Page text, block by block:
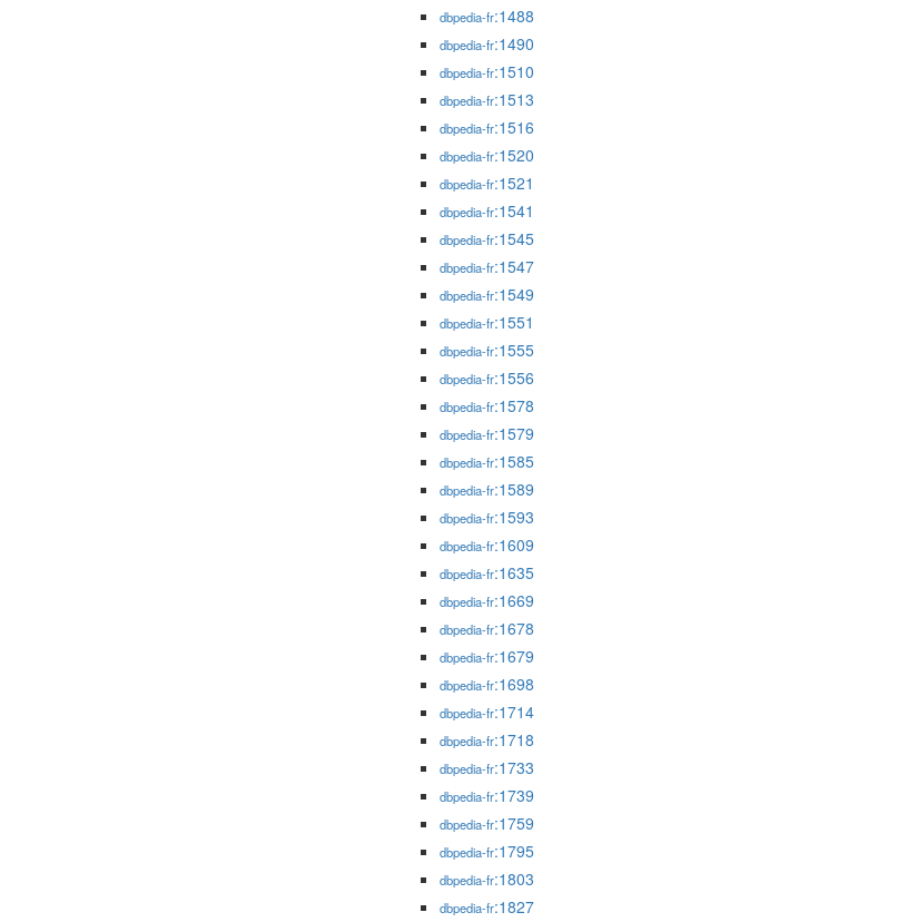
dbpedia-fr:1488
dbpedia-fr:1490
dbpedia-fr:1510
dbpedia-fr:1513
dbpedia-fr:1516
dbpedia-fr:1520
dbpedia-fr:1521
dbpedia-fr:1541
dbpedia-fr:1545
dbpedia-fr:1547
dbpedia-fr:1549
dbpedia-fr:1551
dbpedia-fr:1555
dbpedia-fr:1556
dbpedia-fr:1578
dbpedia-fr:1579
dbpedia-fr:1585
dbpedia-fr:1589
dbpedia-fr:1593
dbpedia-fr:1609
dbpedia-fr:1635
dbpedia-fr:1669
dbpedia-fr:1678
dbpedia-fr:1679
dbpedia-fr:1698
dbpedia-fr:1714
dbpedia-fr:1718
dbpedia-fr:1733
dbpedia-fr:1739
dbpedia-fr:1759
dbpedia-fr:1795
dbpedia-fr:1803
dbpedia-fr:1827